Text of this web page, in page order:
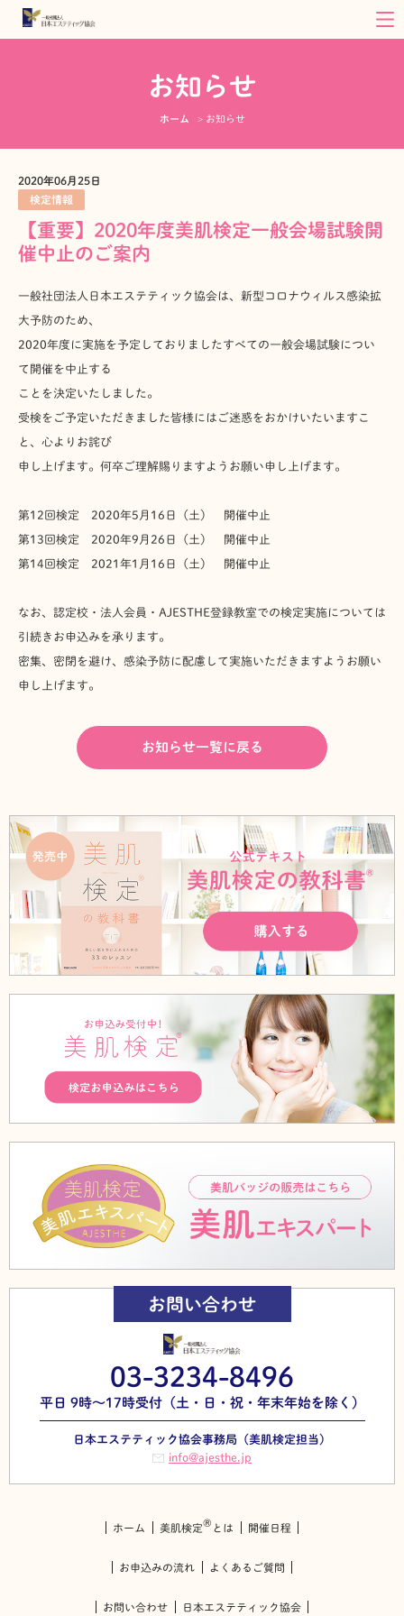
お知らせ
ホーム お知らせ
2020年06月25日
検定情報
【重要】2020年度美肌検定一般会場試験開
催中止のご案内
一般社団法人日本エステティック協会は、新型コロナウィルス感染拡
大予防のため、
2020年度に実施を予定しておりましたすべての一般会場試験につい
て開催を中止する
ことを決定いたしました。
受検をご予定いただきました皆様にはご迷惑をおかけいたいますこ
と、心よりお詫び
申し上げます。何卒ご理解賜りますようお願い申し上げます。
第12回検定 2020年5月16日（土） 開催中止
第13回検定 2020年9月26日（土） 開催中止
第14回検定 2021年1月16日（土） 開催中止
なお、認定校・法人会員・AJESTHE登録教室での検定実施については
引続きお申込みを承ります。
密集、密閉を避け、感染予防に配慮して実施いただきますようお願い
申し上げます。
お知らせ一覧に戻る
お問い合わせ
03-3234-8496
平日 9時～17時受付（土・日・祝・年末年始を除く）
日本エステティック協会事務局（美肌検定担当）
info@ajesthe.jp
ホーム 美肌検定® とは 開催日程
お申込みの流れ よくあるご質問
お問い合わせ 日本エステティック協会